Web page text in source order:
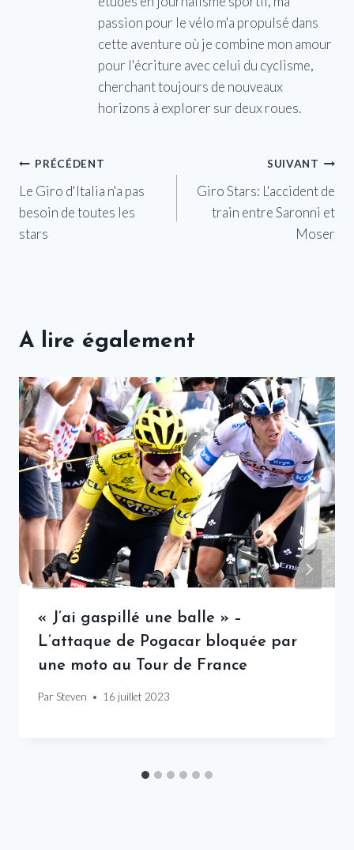
passion pour le vélo m'a propulsé dans
cette aventure où je combine mon amour
pour l'écriture avec celui du cyclisme,
cherchant toujours de nouveaux
horizons à explorer sur deux roues.
Navigation
de
l’article
PRÉCÉDENT
Le Giro d'Italia n'a pas
besoin de toutes les
stars
SUIVANT
Giro Stars: L'accident de
train entre Saronni et
Moser
A lire également
« J’ai gaspillé une balle » –
L’attaque de Pogacar bloquée par
une moto au Tour de France
Par Steven 16 juillet 2023